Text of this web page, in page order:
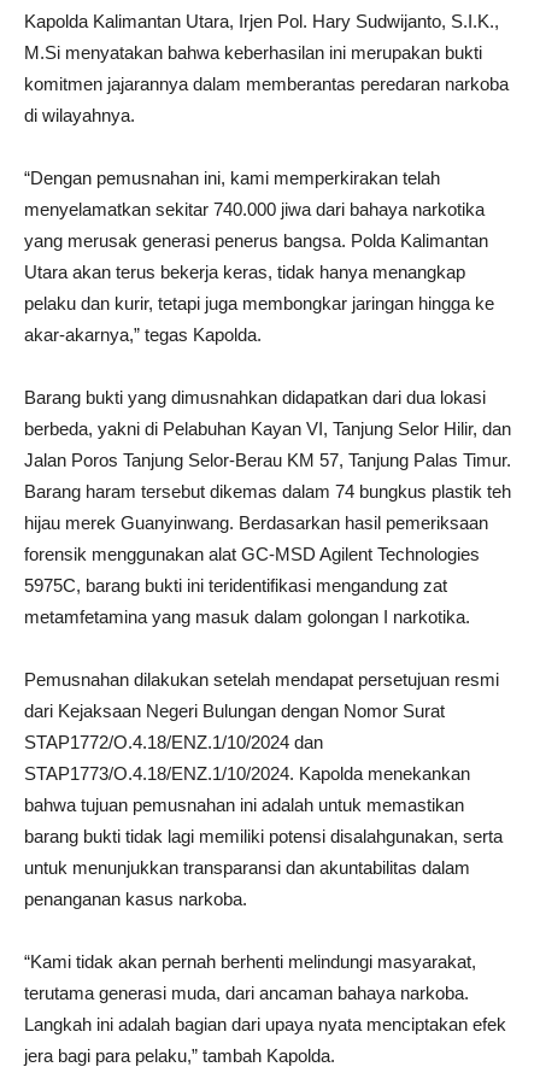
Kapolda Kalimantan Utara, Irjen Pol. Hary Sudwijanto, S.I.K.,
M.Si menyatakan bahwa keberhasilan ini merupakan bukti
komitmen jajarannya dalam memberantas peredaran narkoba
di wilayahnya.
“Dengan pemusnahan ini, kami memperkirakan telah
menyelamatkan sekitar 740.000 jiwa dari bahaya narkotika
yang merusak generasi penerus bangsa. Polda Kalimantan
Utara akan terus bekerja keras, tidak hanya menangkap
pelaku dan kurir, tetapi juga membongkar jaringan hingga ke
akar-akarnya,” tegas Kapolda.
Barang bukti yang dimusnahkan didapatkan dari dua lokasi
berbeda, yakni di Pelabuhan Kayan VI, Tanjung Selor Hilir, dan
Jalan Poros Tanjung Selor-Berau KM 57, Tanjung Palas Timur.
Barang haram tersebut dikemas dalam 74 bungkus plastik teh
hijau merek Guanyinwang. Berdasarkan hasil pemeriksaan
forensik menggunakan alat GC-MSD Agilent Technologies
5975C, barang bukti ini teridentifikasi mengandung zat
metamfetamina yang masuk dalam golongan I narkotika.
Pemusnahan dilakukan setelah mendapat persetujuan resmi
dari Kejaksaan Negeri Bulungan dengan Nomor Surat
STAP1772/O.4.18/ENZ.1/10/2024 dan
STAP1773/O.4.18/ENZ.1/10/2024. Kapolda menekankan
bahwa tujuan pemusnahan ini adalah untuk memastikan
barang bukti tidak lagi memiliki potensi disalahgunakan, serta
untuk menunjukkan transparansi dan akuntabilitas dalam
penanganan kasus narkoba.
“Kami tidak akan pernah berhenti melindungi masyarakat,
terutama generasi muda, dari ancaman bahaya narkoba.
Langkah ini adalah bagian dari upaya nyata menciptakan efek
jera bagi para pelaku,” tambah Kapolda.